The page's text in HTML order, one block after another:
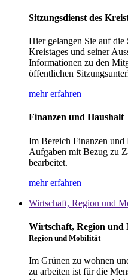
Sitzungsdienst des
Hier gelangen Sie auf die
Kreistages und seiner
Informationen zu den
öffentlichen
mehr erfahren
Finanzen und Haushalt
Im Bereich Finanzen und
Aufgaben mit Bezug zu
bearbeitet.
mehr erfahren
Wirtschaft, Region und
Wirtschaft, Region und
Region und Mobilität
Im Grünen zu wohnen
zu arbeiten ist für die